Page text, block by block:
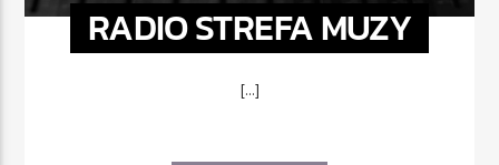
RADIO STREFA MUZY
[...]